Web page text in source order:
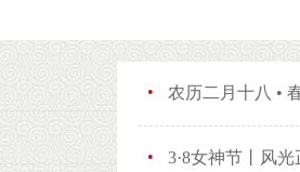
• 农历二月十八 •
• 3·8女神节丨风